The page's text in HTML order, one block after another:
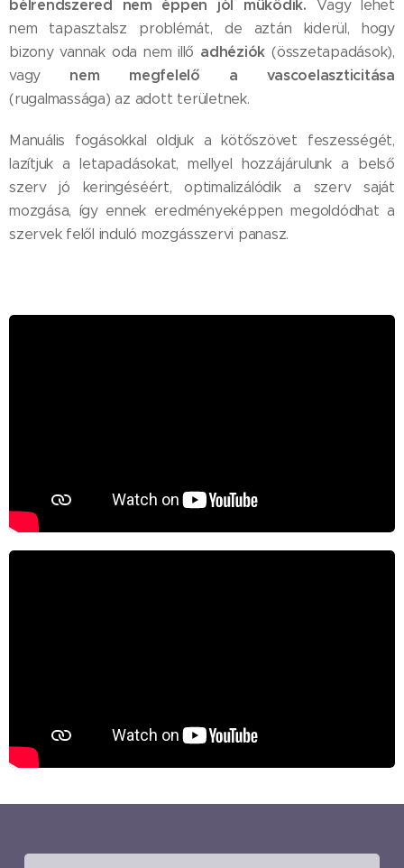
bélrendszered nem éppen jól működik. Vagy lehet
nem tapasztalsz problémát, de aztán kiderül, hogy
bizony vannak oda nem illő adhéziók (összetapadások),
vagy nem megfelelő a vascoelaszticitása
(rugalmassága) az adott területnek.
Manuális fogásokkal oldjuk a kötőszövet feszességét,
lazítjuk a letapadásokat, mellyel hozzájárulunk a belső
szerv jó keringéséért, optimalizálódik a szerv saját
mozgása, így ennek eredményeképpen megoldódhat a
szervek felől induló mozgásszervi panasz.